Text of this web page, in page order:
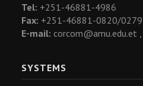
Tel: +251-46881-4986
Fax: +251-46881-0820/0279
E-mail: corcom@amu.edu.et ,
SYSTEMS